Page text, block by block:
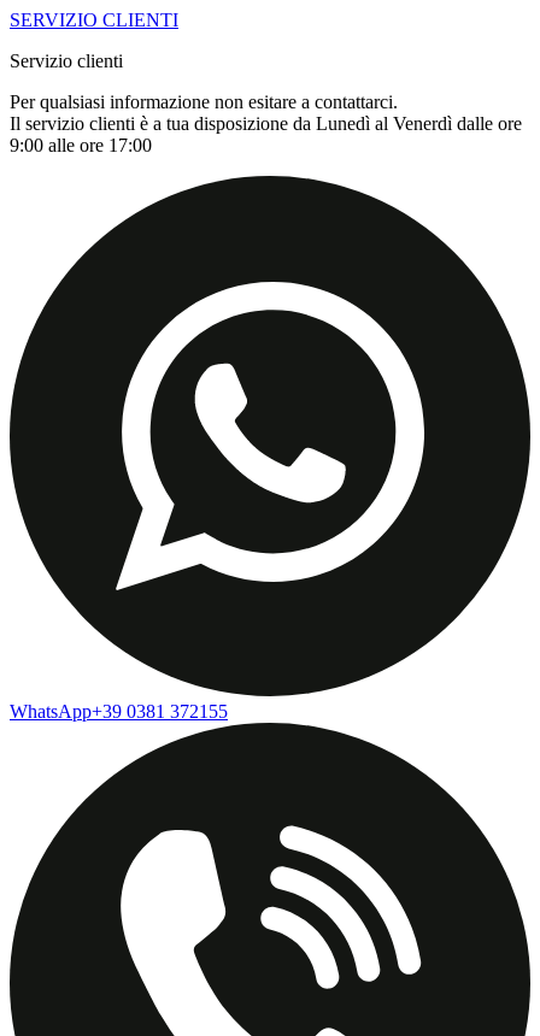
SERVIZIO CLIENTI
Servizio clienti
Per qualsiasi informazione non esitare a contattarci.
Il servizio clienti è a tua disposizione da Lunedì al Venerdì dalle ore
9:00 alle ore 17:00
WhatsApp+39 0381 372155